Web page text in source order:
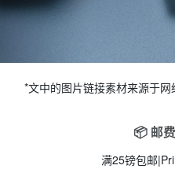
*文中的图片链接素材来源于
📦 邮
满25镑包邮